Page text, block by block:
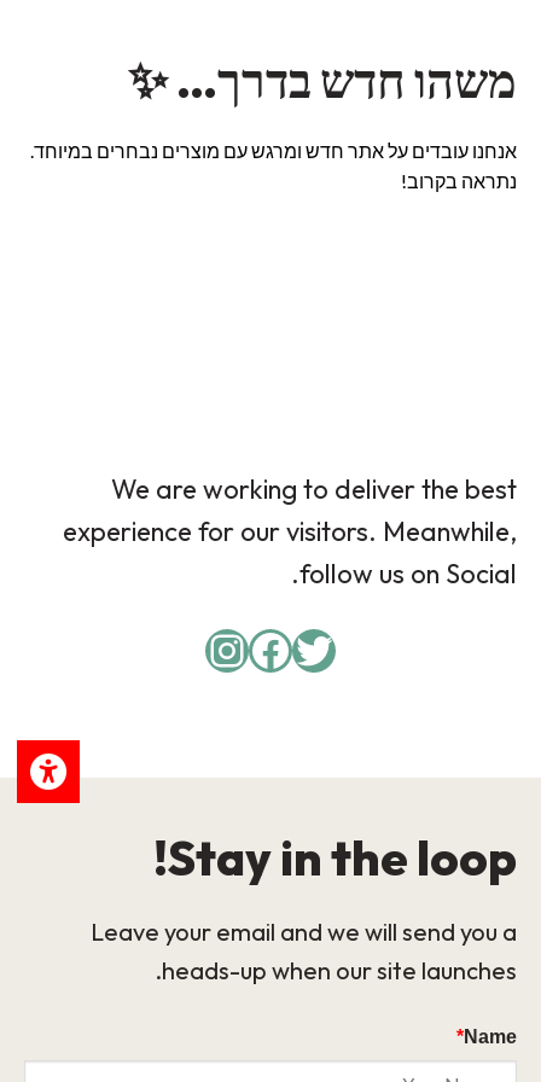
משהו חדש בדרך… ✨
אנחנו עובדים על אתר חדש ומרגש עם מוצרים נבחרים במיוחד.
נתראה בקרוב!
We are working to deliver the best
experience for our visitors. Meanwhile,
follow us on Social.
Twitter
Facebook
Instagram
Stay in the loop!
Leave your email and we will send you a
heads-up when our site launches.
Name
*